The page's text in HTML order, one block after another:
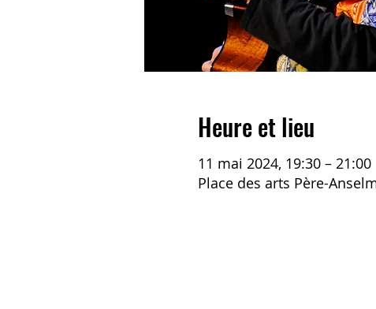
Heure et lieu
11 mai 2024, 19:30 – 21:00
Place des arts Père-